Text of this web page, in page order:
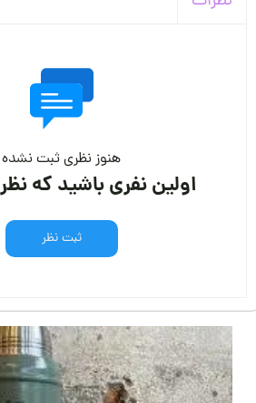
هنوز نظری ثبت نشده
اولین نفری باشید که
ثبت نظر